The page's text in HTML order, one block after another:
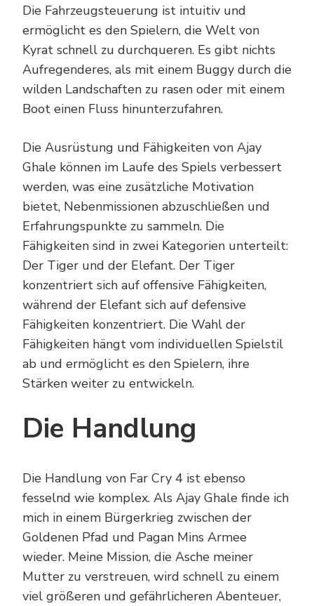
Die Fahrzeugsteuerung ist intuitiv und
ermöglicht es den Spielern, die Welt von
Kyrat schnell zu durchqueren. Es gibt nichts
Aufregenderes, als mit einem Buggy durch die
wilden Landschaften zu rasen oder mit einem
Boot einen Fluss hinunterzufahren.
Die Ausrüstung und Fähigkeiten von Ajay
Ghale können im Laufe des Spiels verbessert
werden, was eine zusätzliche Motivation
bietet, Nebenmissionen abzuschließen und
Erfahrungspunkte zu sammeln. Die
Fähigkeiten sind in zwei Kategorien unterteilt:
Der Tiger und der Elefant. Der Tiger
konzentriert sich auf offensive Fähigkeiten,
während der Elefant sich auf defensive
Fähigkeiten konzentriert. Die Wahl der
Fähigkeiten hängt vom individuellen Spielstil
ab und ermöglicht es den Spielern, ihre
Stärken weiter zu entwickeln.
Die Handlung
Die Handlung von Far Cry 4 ist ebenso
fesselnd wie komplex. Als Ajay Ghale finde ich
mich in einem Bürgerkrieg zwischen der
Goldenen Pfad und Pagan Mins Armee
wieder. Meine Mission, die Asche meiner
Mutter zu verstreuen, wird schnell zu einem
viel größeren und gefährlicheren Abenteuer,